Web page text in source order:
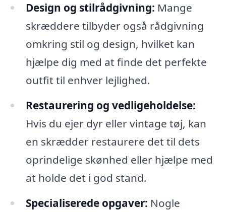
Design og stilrådgivning: Mange
skræddere tilbyder også rådgivning
omkring stil og design, hvilket kan
hjælpe dig med at finde det perfekte
outfit til enhver lejlighed.
Restaurering og vedligeholdelse:
Hvis du ejer dyr eller vintage tøj, kan
en skrædder restaurere det til dets
oprindelige skønhed eller hjælpe med
at holde det i god stand.
Specialiserede opgaver: Nogle